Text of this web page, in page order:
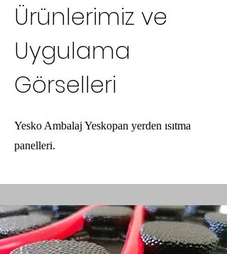
Ürünlerimiz ve
Uygulama
Görselleri
Yesko Ambalaj Yeskopan yerden ısıtma
panelleri.